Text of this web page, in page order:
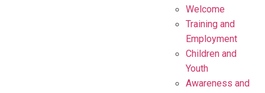
Welcome
Training and
Employment
Children and
Youth
Awareness and